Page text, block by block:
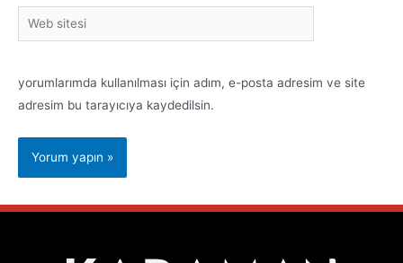
yorumlarımda kullanılması için adım, e-posta adresim ve site
adresim bu tarayıcıya kaydedilsin.